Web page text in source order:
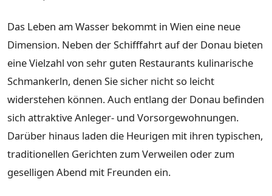
Das Leben am Wasser bekommt in Wien eine neue
Dimension. Neben der Schifffahrt auf der Donau bieten
eine Vielzahl von sehr guten Restaurants kulinarische
Schmankerln, denen Sie sicher nicht so leicht
widerstehen können. Auch entlang der Donau befinden
sich attraktive Anleger- und Vorsorgewohnungen.
Darüber hinaus laden die Heurigen mit ihren typischen,
traditionellen Gerichten zum Verweilen oder zum
geselligen Abend mit Freunden ein.